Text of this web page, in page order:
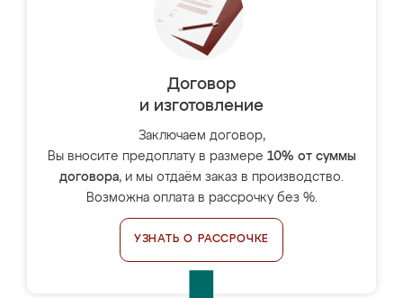
Договор
и изготовление
Заключаем договор,
Вы вносите предоплату в размере 10% от суммы
договора, и мы отдаём заказ в производство.
Возможна оплата в рассрочку без %.
УЗНАТЬ О РАССРОЧКЕ